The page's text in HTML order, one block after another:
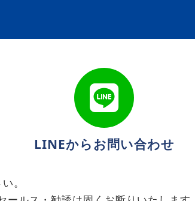
LINEからお問い合わせ
。